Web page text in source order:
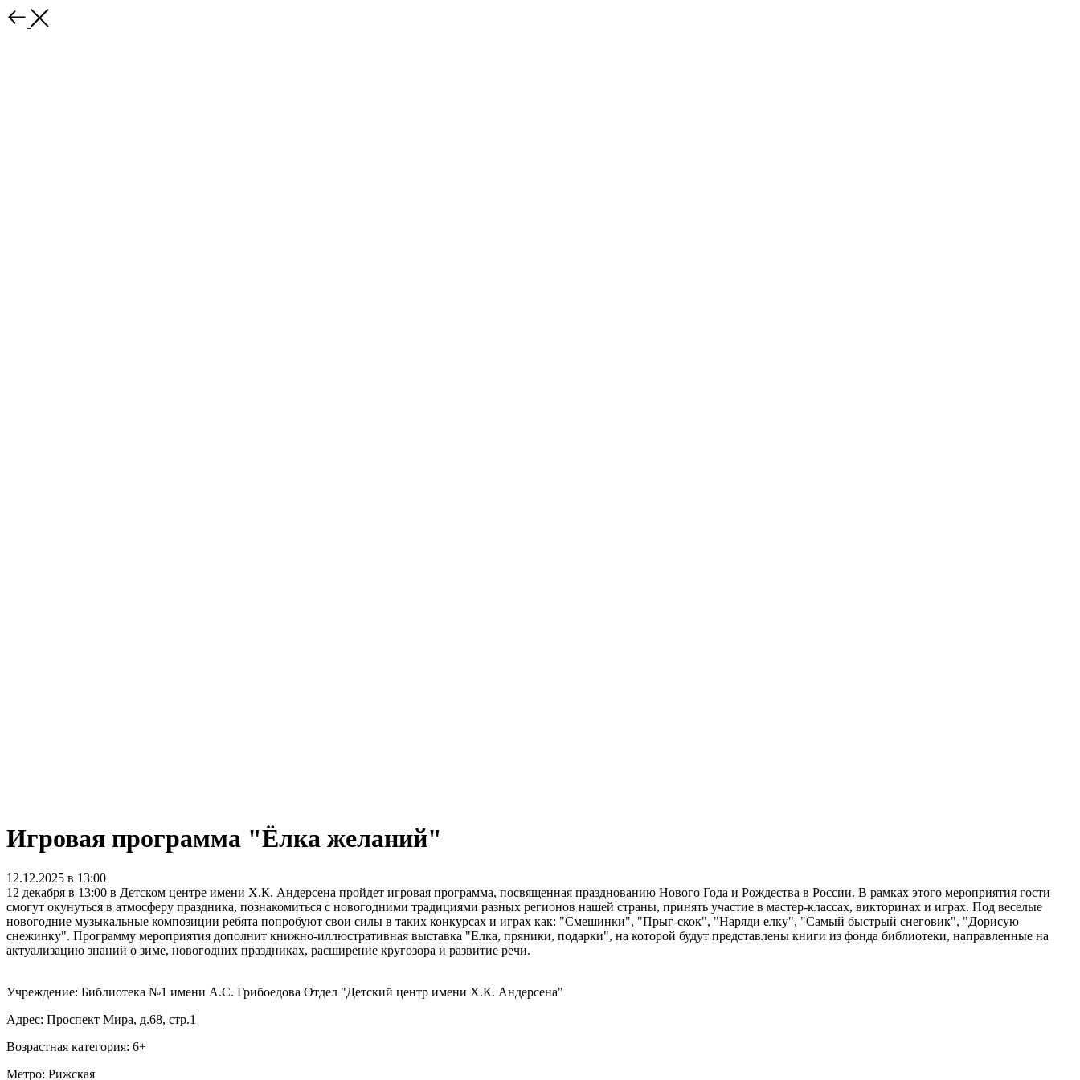
Игровая программа "Ёлка желаний"
12.12.2025 в 13:00
12 декабря в 13:00 в Детском центре имени Х.К. Андерсена пройдет игровая программа, посвященная празднованию Нового Года и Рождества в России. В рамках этого мероприятия гости
смогут окунуться в атмосферу праздника, познакомиться с новогодними традициями разных регионов нашей страны, принять участие в мастер-классах, викторинах и играх. Под веселые
новогодние музыкальные композиции ребята попробуют свои силы в таких конкурсах и играх как: "Смешинки", "Прыг-скок", "Наряди елку", "Самый быстрый снеговик", "Дорисую
снежинку". Программу мероприятия дополнит книжно-иллюстративная выставка "Елка, пряники, подарки", на которой будут представлены книги из фонда библиотеки, направленные на
актуализацию знаний о зиме, новогодних праздниках, расширение кругозора и развитие речи.
Учреждение: Библиотека №1 имени А.С. Грибоедова Отдел "Детский центр имени Х.К. Андерсена"
Адрес: Проспект Мира, д.68, стр.1
Возрастная категория: 6+
Метро: Рижская